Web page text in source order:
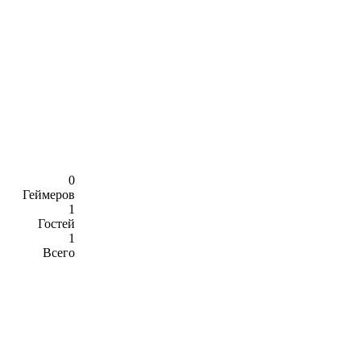
0
Геймеров
1
Гостей
1
Всего